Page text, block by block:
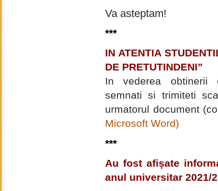
Va asteptam!
***
IN ATENTIA
DE PRETUTINDENI”
In vederea obtinerii
semnati si trimiteti
urmatorul document
Microsoft Word)
***
Au fost afișate
anul universitar 2021/